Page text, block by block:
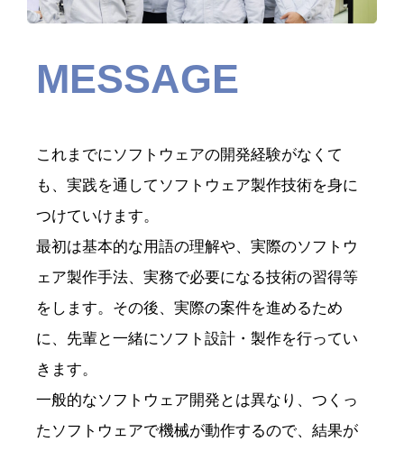
MESSAGE
これまでにソフトウェアの開発経験がなくて
も、実践を通してソフトウェア製作技術を身に
つけていけます。
最初は基本的な用語の理解や、実際のソフトウ
ェア製作手法、実務で必要になる技術の習得等
をします。その後、実際の案件を進めるため
に、先輩と一緒にソフト設計・製作を行ってい
きます。
一般的なソフトウェア開発とは異なり、つくっ
たソフトウェアで機械が動作するので、結果が